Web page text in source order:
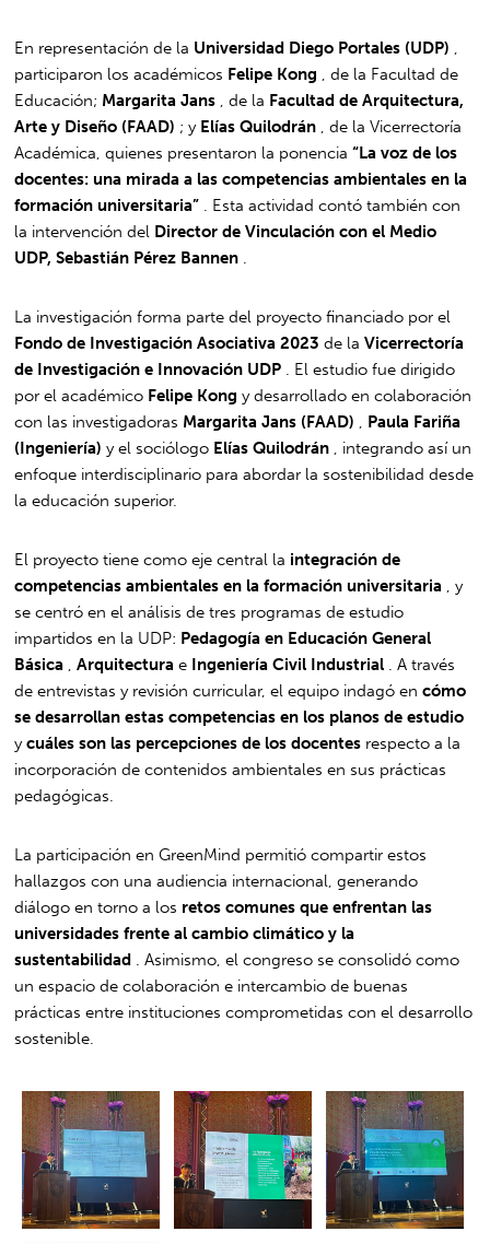
En representación de la Universidad Diego Portales (UDP)
participaron los académicos Felipe Kong , de la Facultad de
Educación; Margarita Jans , de la Facultad de Arquitectura,
Arte y Diseño (FAAD) ; y Elías Quilodrán , de la Vicerrectoría
Académica, quienes presentaron la ponencia“La voz de los
docentes: una mirada a las competencias ambientales en la
formación universitaria” . Esta actividad contó también con
la intervención del Director de Vinculación con el Medio
UDP, Sebastián Pérez Bannen
La investigación forma parte del proyecto financiado por el
Fondo de Investigación Asociativa 2023 de laVicerrectoría
de Investigación e Innovación UDP . El estudio fue dirigido
por el académico Felipe Kong y desarrollado en colaboración
con las investigadoras Margarita Jans (FAAD)
Paula Fariña
(Ingeniería) y el sociólogo Elías Quilodrán , integrando así un
enfoque interdisciplinario para abordar la sostenibilidad desde
la educación superior.
El proyecto tiene como eje central la integración de
competencias ambientales en la formación universitaria , y
se centró en el análisis de tres programas de estudio
impartidos en la UDP: Pedagogía en Educación General
Básica ,Arquitectura e Ingeniería Civil Industrial . A través
de entrevistas y revisión curricular, el equipo indagó encómo
se desarrollan estas competencias en los planos de estudio
ycuáles son las percepciones de los docentes respecto a la
incorporación de contenidos ambientales en sus prácticas
pedagógicas.
La participación en GreenMind permitió compartir estos
hallazgos con una audiencia internacional, generando
diálogo en torno a los retos comunes que enfrentan las
universidades frente al cambio climático y la
sustentabilidad . Asimismo, el congreso se consolidó como
un espacio de colaboración e intercambio de buenas
prácticas entre instituciones comprometidas con el desarrollo
sostenible.